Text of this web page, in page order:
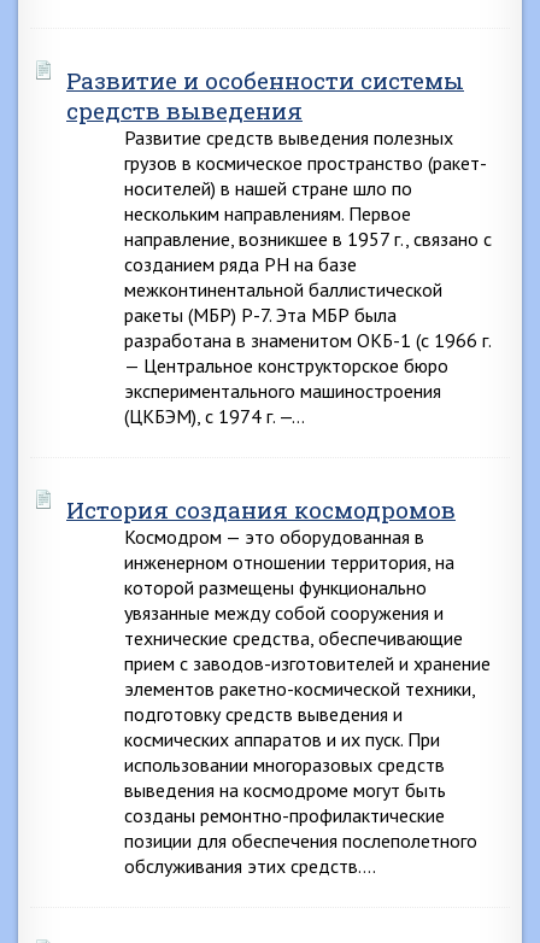
Развитие и особенности системы
средств выведения
Развитие средств выведения полезных
грузов в космическое пространство (ракет-
носителей) в нашей стране шло по
нескольким направлениям. Первое
направление, возникшее в 1957 г., связано с
созданием ряда РН на базе
межконтинентальной баллистической
ракеты (МБР) Р-7. Эта МБР была
разработана в знаменитом ОКБ-1 (с 1966 г.
— Центральное конструкторское бюро
экспериментального машиностроения
(ЦКБЭМ), с 1974 г. —…
История создания космодромов
Космодром — это оборудованная в
инженерном отношении территория, на
которой размещены функционально
увязанные между собой сооружения и
технические средства, обеспечивающие
прием с заводов-изготовителей и хранение
элементов ракетно-космической техники,
подготовку средств выведения и
космических аппаратов и их пуск. При
использовании многоразовых средств
выведения на космодроме могут быть
созданы ремонтно-профилактические
позиции для обеспечения послеполетного
обслуживания этих средств….